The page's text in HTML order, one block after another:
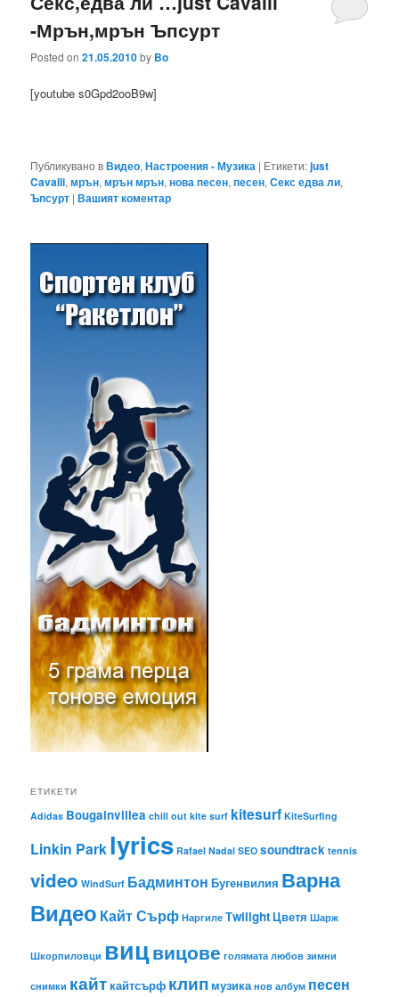
-Мрън,мрън Ъпсурт
Posted on21.05.2010by Bo
[youtube s0Gpd2ooB9w]
Публикувано вВидео,Настроения - Музика | Етикети:just
Cavalli,мрън,мрън мрън,нова песен,песен,Секс едва ли,
Ъпсурт |Вашият коментар
ЕТИКЕТИ
Adidas Bougainvillea chill out kite surf kitesurf KiteSurfing
Linkin Parklyrics Rafael Nadal SEO soundtrack tennis
video WindSurf Бадминтон Бугенвилия Варна
Видео Кайт Сърф Наргиле ТwilightЦветя Шарж
Шкорпиловци вицвицове голямата любов зимни
снимки кайт кайтсърф клип музика нов албум песен